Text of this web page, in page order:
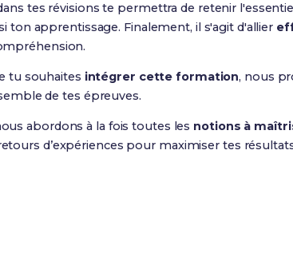
tes révisions te permettra de retenir
ton apprentissage. Finalement, il s'agit d'allier
tu souhaites intégrer cette formation, nous
de tes épreuves.
abordons à la fois toutes les notions à
d’expériences pour maximiser tes